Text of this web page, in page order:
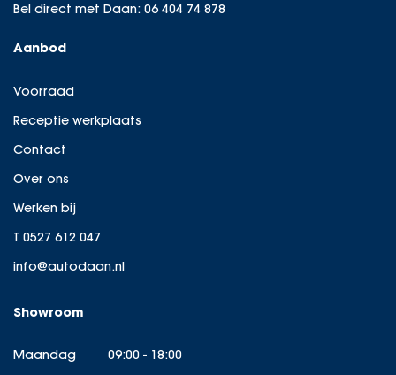
Bel direct met Daan: 06 404 74 878
Aanbod
Voorraad
Receptie werkplaats
Contact
Over ons
Werken bij
T 0527 612 047
info@autodaan.nl
Showroom
Maandag
09:00 - 18:00